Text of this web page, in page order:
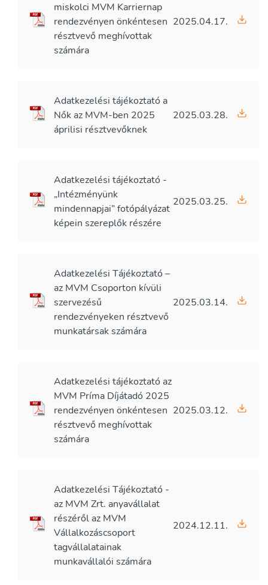
miskolci MVM Karriernap
rendezvényen önkéntesen
résztvevő meghívottak
számára
2025.04.17.
Adatkezelési tájékoztató a
Nők az MVM-ben 2025
áprilisi résztvevőknek
2025.03.28.
Adatkezelési tájékoztató -
„Intézményünk
mindennapjai” fotópályázat
képein szereplők részére
2025.03.25.
Adatkezelési Tájékoztató –
az MVM Csoporton kívüli
szervezésű
rendezvényeken résztvevő
munkatársak számára
2025.03.14.
Adatkezelési tájékoztató az
MVM Príma Díjátadó 2025
rendezvényen önkéntesen
résztvevő meghívottak
számára
2025.03.12.
Adatkezelési Tájékoztató -
az MVM Zrt. anyavállalat
részéről az MVM
Vállalkozáscsoport
tagvállalatainak
munkavállalói számára
2024.12.11.